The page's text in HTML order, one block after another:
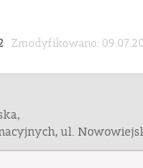
Zmodyfikowano:
ul.